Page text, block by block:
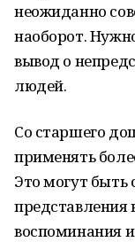
неожиданно
наоборот.
вывод о
людей.
Со старшего
применять
Это могут быть
представления
воспоминания